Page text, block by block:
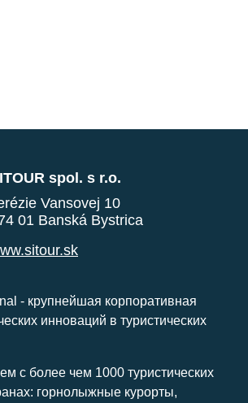
spol. s r.o.
Vansovej 10
01 Banská Bystrica
- крупнейшая корпоративная
инноваций в туристических
с более чем 1000 туристических
горнолыжные курорты,